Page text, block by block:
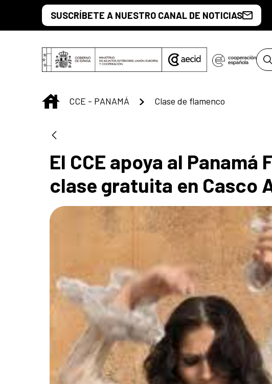
Saltar al contenido principal
SUSCRÍBETE A NUESTRO CANAL DE NOTICIAS
INICIO
CCE - PANAMÁ Clase de flamenco
El CCE apoya al
clase gratuita en Casco